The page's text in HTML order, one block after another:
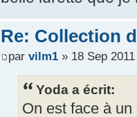
Re: Collection
par vilm1» 18 Sep 2011
Yoda a écrit:
On est face à